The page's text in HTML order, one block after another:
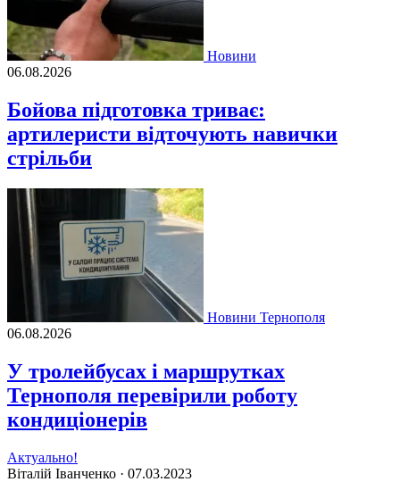
Новини
06.08.2026
Бойова підготовка триває:
артилеристи відточують навички
стрільби
Новини Тернополя
06.08.2026
У тролейбусах і маршрутках
Тернополя перевірили роботу
кондиціонерів
Актуально!
Віталій Іванченко · 07.03.2023